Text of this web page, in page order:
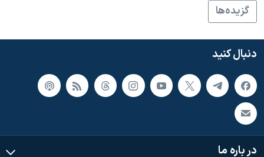
همایش محافظه‌کاران آمریکا «سی‌پک»
سفر پرزیدنت ترامپ به چین
گزيده‌ها
دنبال کنید
در باره ما